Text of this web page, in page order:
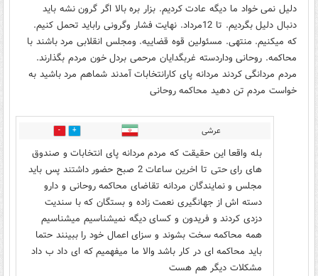
دلیل نمی خواد ما دیگه عادت کردیم. بزار بره بالا اگر گرون نشه باید
دنبال دلیل بگردیم. تا 12مرداد. نهایت فشار وگرونی راباید تحمل کنیم.
که میکنیم. منتهی. مسئولین قوه قضاییه. ومجلس انقلابی مرد باشند با
محاکمه. روحانی وداردسته غربگدایان مرحمی بردل خون مردم بگذارند.
مردم مردانگی کردند مردانه پای کارانتخابات آمدند شماهم مرد باشید به
خواست مردم تن دهید محاکمه روحانی
عرشی 117
بله واقعا این حقیقت که مردم مردانه پای انتخابات و صندوق
های رای حتی تا اخرین ساعات 2 صبح حضور داشتند پس باید
مجلس و نمایندگان مردانه تقاضای محاکمه روحانی و دارو
دسته اش از جهانگیری نعمت زاده و بستگان که با سندیت
دزدی کردند و فریدون و کسای دیگه نمیشناسیم میشناسیم
همه محاکمه سخت بشوند و سزای اعمال خود را ببینند حتما
باید محاکمه ای در کار باشد والا ما میفهمیم که ای داد ب داد
مشکلات دیگر هم هست